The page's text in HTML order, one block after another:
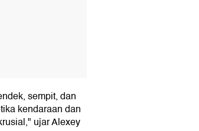
sempit, dan
kendaraan dan
ujar Alexey